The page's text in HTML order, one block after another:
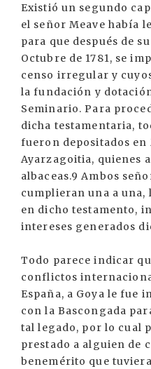
Existió un segundo
el señor Meave había
para que después de
Octubre de 1781, se
censo irregular y
la fundación y
Seminario. Para
dicha testamentaria,
fueron depositados en
Ayarzagoitia, quienes
albaceas.9 Ambos
cumplieran una a una,
en dicho testamento,
intereses generados
Todo parece indicar
conflictos
España, a Goya le fue
con la Bascongada
tal legado, por lo cual
prestado a alguien de
benemérito que